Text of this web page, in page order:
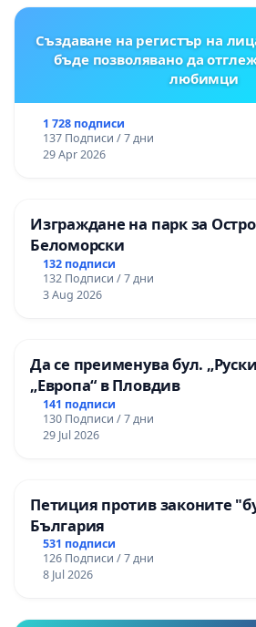
Създаване на регистър на
бъде позволявано да
любимци
1 728 подписи
137 Подписи / 7 дни
29 Apr 2026
Изграждане на парк за
Беломорски
132 подписи
132 Подписи / 7 дни
3 Aug 2026
Да се преименува бул.
„Европа“ в Пловдив
141 подписи
130 Подписи / 7 дни
29 Jul 2026
Петиция против законите
България
531 подписи
126 Подписи / 7 дни
8 Jul 2026